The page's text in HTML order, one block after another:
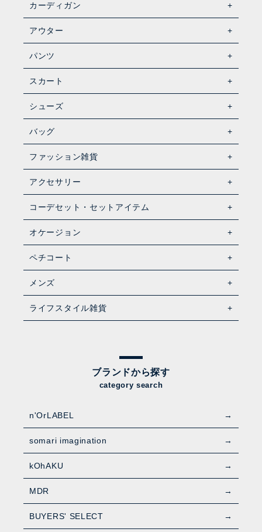
カーディガン
アウター
パンツ
スカート
シューズ
バッグ
ファッション雑貨
アクセサリー
コーデセット・セットアイテム
オケージョン
ペチコート
メンズ
ライフスタイル雑貨
ブランドから探す
category search
n'OrLABEL
somari imagination
kOhAKU
MDR
BUYERS' SELECT